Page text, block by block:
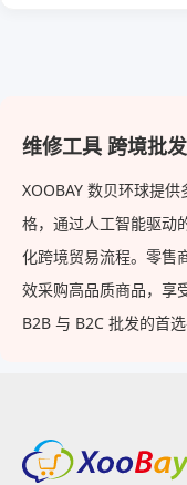
维修工具 跨境批
XOOBAY 数贝环球提
格，通过人工智能驱动
化跨境贸易流程。零售
效采购高品质商品，享
B2B 与 B2C 批发的首选